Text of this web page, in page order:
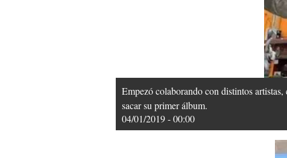
Empezó colaborando con distintos
sacar su primer álbum.
04/01/2019 - 00:00